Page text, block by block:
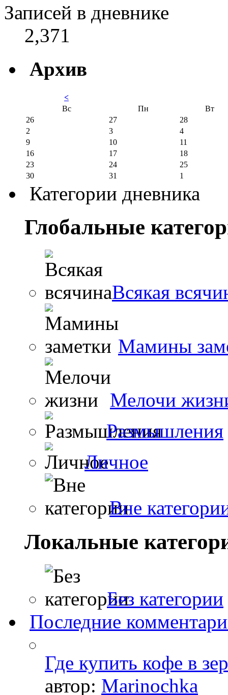
Записей в дневнике
2,371
Архив
<
Вс
Пн
Вт
26
27
28
2
3
4
9
10
11
16
17
18
23
24
25
30
31 1
Категории дневника
Глобальные
Всякая
Мамины
Мелочи
Размышления
Личное
Вне
Локальные
Без категории
Последние
Где купить кофе в
автор: Marinochka